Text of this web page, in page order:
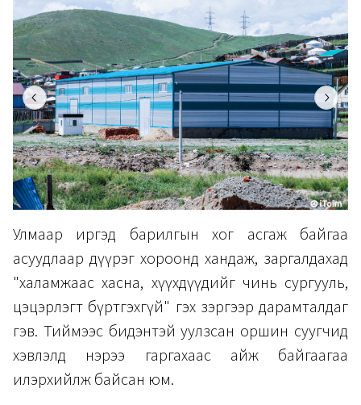
Улмаар иргэд барилгын хог асгаж байгаа
асуудлаар дүүрэг хороонд хандаж, заргалдахад
"халамжаас хасна, хүүхдүүдийг чинь сургууль,
цэцэрлэгт бүртгэхгүй" гэх зэргээр дарамталдаг
гэв. Тиймээс бидэнтэй уулзсан оршин суугчид
хэвлэлд нэрээ гаргахаас айж байгаагаа
илэрхийлж байсан юм.